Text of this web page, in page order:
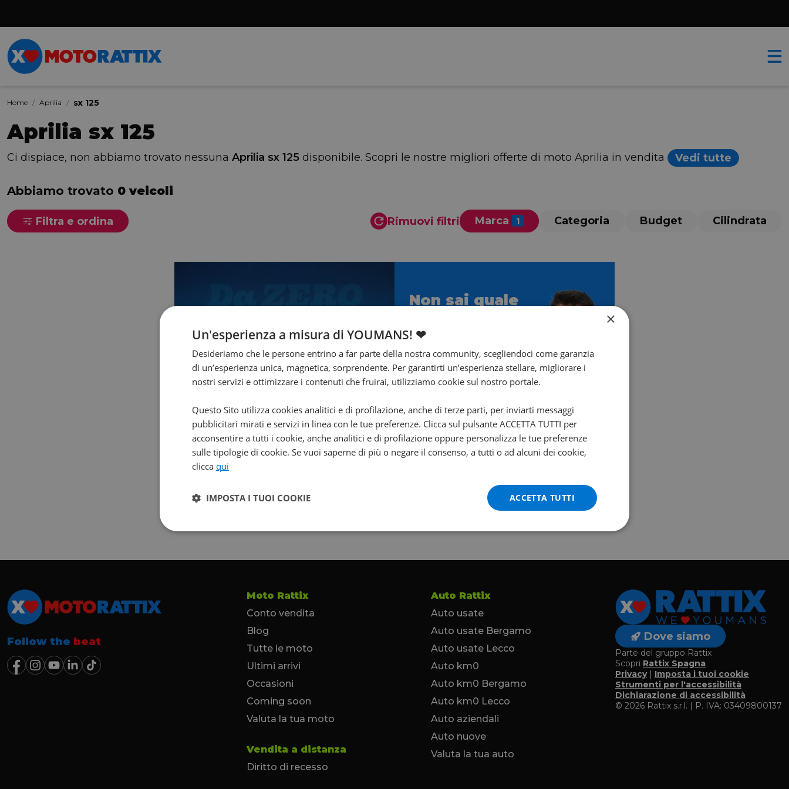
Home Aprilia sx 125
Aprilia sx 125
Ci dispiace, non abbiamo trovato nessuna Aprilia sx 125 disponibile. Scopri le nostre migliori offerte di moto Aprilia in vendita Vedi tutte
Abbiamo trovato 0 veicoli
Filtra e ordina Rimuovi filtri Marca Categoria Budget Cilindrata
Non sai quale
Ti aiuta Francesco!
Contattalo subito!
Follow the beat
Moto Rattix
Conto vendita
Blog
Tutte le moto
Ultimi arrivi
Occasioni
Coming soon
Valuta la tua moto
Vendita a distanza
Diritto di recesso
Auto Rattix
Auto usate
Auto usate Bergamo
Auto usate Lecco
Auto km0
Auto km0 Bergamo
Auto km0 Lecco
Auto aziendali
Auto nuove
Valuta la tua auto
Dove siamo
Parte del gruppo Rattix
Scopri Rattix Spagna
Privacy| Imposta i tuoi cookie
Strumenti per l'accessibilità
Dichiarazione di accessibilità
© 2026 Rattix s.r.l. | P. IVA: 03409800137
×
Un'esperienza a misura di YOUMANS! ❤
Desideriamo che le persone entrino a far parte della nostra community, scegliendoci come garanzia
di un’esperienza unica, magnetica, sorprendente. Per garantirti un’esperienza stellare, migliorare i
nostri servizi e ottimizzare i contenuti che fruirai, utilizziamo cookie sul nostro portale.
Questo Sito utilizza cookies analitici e di profilazione, anche di terze parti, per inviarti messaggi
pubblicitari mirati e servizi in linea con le tue preferenze. Clicca sul pulsante ACCETTA TUTTI per
acconsentire a tutti i cookie, anche analitici e di profilazione oppure personalizza le tue preferenze
sulle tipologie di cookie. Se vuoi saperne di più o negare il consenso, a tutti o ad alcuni dei cookie,
clicca qui
ACCETTA TUTTI
IMPOSTA I TUOI COOKIE